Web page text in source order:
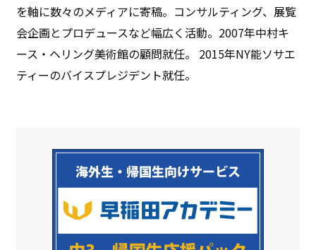
を軸に数々のメディアに寄稿。コンサルティング、展覧
会企画とプロデュースなど幅広く活動。2007年中村キ
ース・ヘリング美術館の顧問就任。 2015年NY能ソサエ
ティーのバイスプレジデント就任。